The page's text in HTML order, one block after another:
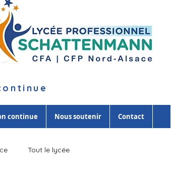
continue Nous soutenir Contact
Tout le lycée